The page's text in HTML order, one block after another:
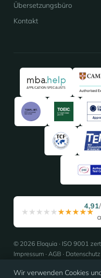
Übersetzungsbüro
Kontakt
★★★★★★★★★★
4,91
© 2026 Eloquia · ISO 9001
Impressum · AGB · Datenschutz
Wir verwenden Cookies